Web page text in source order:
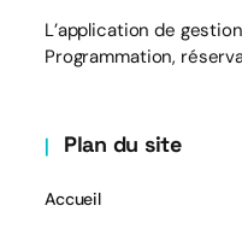
L’application de
Programmation,
Plan du site
Accueil